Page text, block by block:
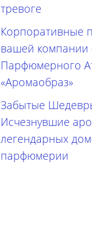
тревоге
Корпоративные
вашей компании
Парфюмерного
«Аромаобраз»
Забытые
Исчезнувшие
легендарных
парфюмерии